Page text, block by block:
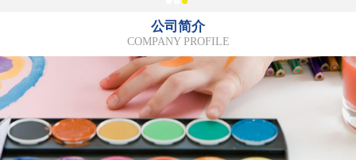
公司简介
COMPANY PROFILE